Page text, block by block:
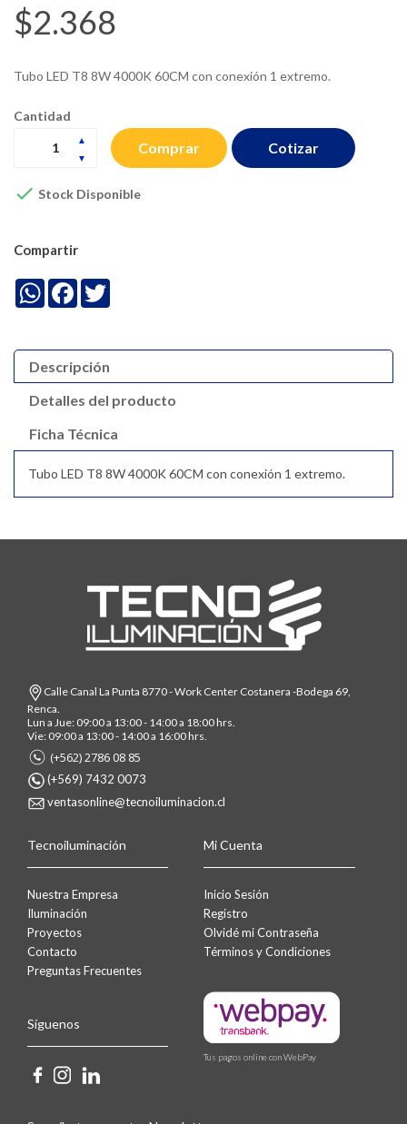
$2.368
Tubo LED T8 8W 4000K 60CM con conexión 1 extremo.
Cantidad
Comprar
 Stock Disponible
Cotizar
Compartir
WhatsApp
Facebook
Descripción
Detalles del producto
Ficha Técnica
Tubo LED T8 8W 4000K 60CM con conexión 1 extremo.
Calle Canal La Punta 8770 - Work Center Costanera -Bodega 69,
Renca.
Lun a Jue: 09:00 a 13:00 - 14:00 a 18:00 hrs.
Vie: 09:00 a 13:00 - 14:00 a 16:00 hrs.
(+562) 2786 08 85
(+569) 7432 0073
ventasonline@tecnoiluminacion.cl
Tecnoiluminación
Nuestra Empresa
Iluminación
Proyectos
Contacto
Preguntas Frecuentes
Síguenos
Mi Cuenta
Inicio Sesión
Registro
Olvidé mi Contraseña
Términos y Condiciones
Tus pagos online con WebPay